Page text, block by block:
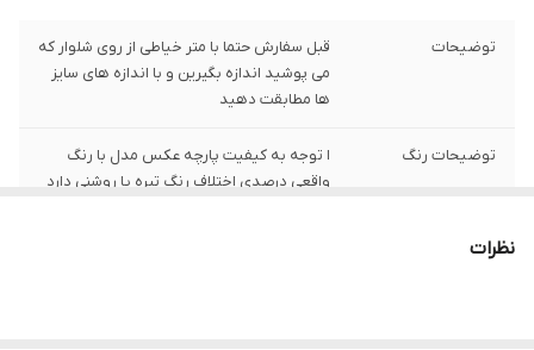
توضیحات
قبل سفارش حتما با متر خیاطی از روی شلوار که
می پوشید اندازه بگیرین و با اندازه های سایز
ها مطابقت دهید
توضیحات رنگ
ا توجه به کیفیت پارچه عکس مدل با رنگ
واقعی درصدی اختلاف رنگ تیره یا روشنی دارد
شیوه اندازه گیرینظرات